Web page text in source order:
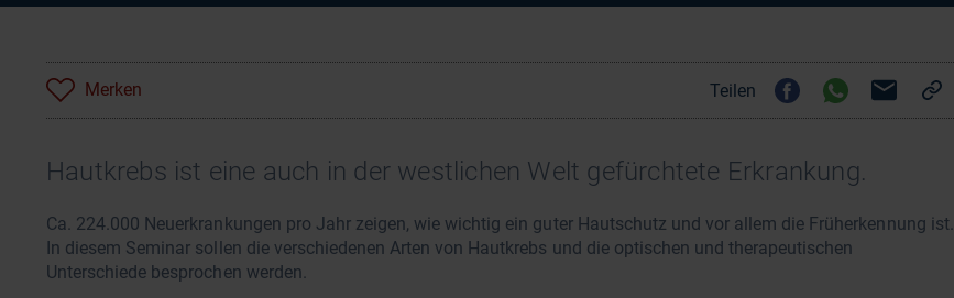
Merken Teilen
Hautkrebs ist eine auch in der westlichen Welt gefürchtete Erkrankung.
Ca. 224.000 Neuerkrankungen pro Jahr zeigen, wie wichtig ein guter Hautschutz und vor allem die Früherkennung ist.
In diesem Seminar sollen die verschiedenen Arten von Hautkrebs und die optischen und therapeutischen
Unterschiede besprochen werden.